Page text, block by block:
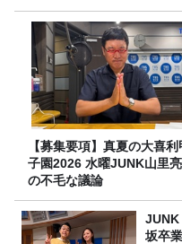
【募集要項】真夏の大喜利
子園2026 水曜JUNK山里
の不毛な議論
JUNK バナナマン「梅澤美波さん、
坂卒